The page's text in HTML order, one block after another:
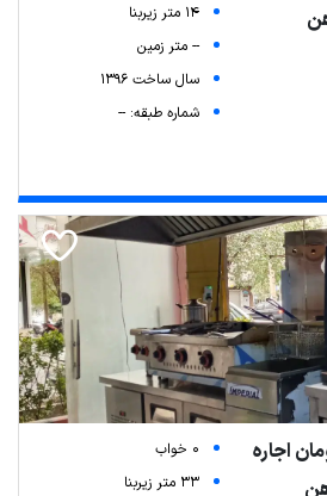
14 متر زیربنا
-- متر زمین
سال ساخت 1396
شماره طبقه: --
0 خواب
33 متر زیربنا